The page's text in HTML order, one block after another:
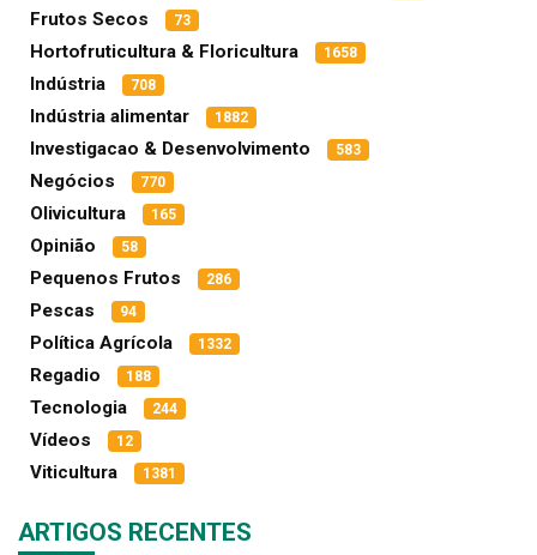
Frutos Secos 73
Hortofruticultura & Floricultura 1658
Indústria 708
Indústria alimentar 1882
Investigacao & Desenvolvimento 583
Negócios 770
Olivicultura 165
Opinião 58
Pequenos Frutos 286
Pescas 94
Política Agrícola 1332
Regadio 188
Tecnologia 244
Vídeos 12
Viticultura 1381
ARTIGOS RECENTES